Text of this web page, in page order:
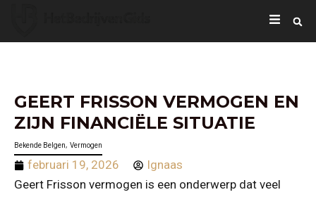
GEERT FRISSON VERMOGEN EN
ZIJN FINANCIËLE SITUATIE
Bekende Belgen, Vermogen
februari 19, 2026
Ignaas
Geert Frisson vermogen is een onderwerp dat veel